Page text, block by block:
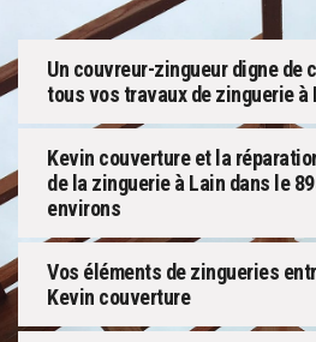
Un couvreur-zingueur digne de
tous vos travaux de zinguerie à
Kevin couverture et la
de la zinguerie à Lain dans le
environs
Vos éléments de zingueries
Kevin couverture